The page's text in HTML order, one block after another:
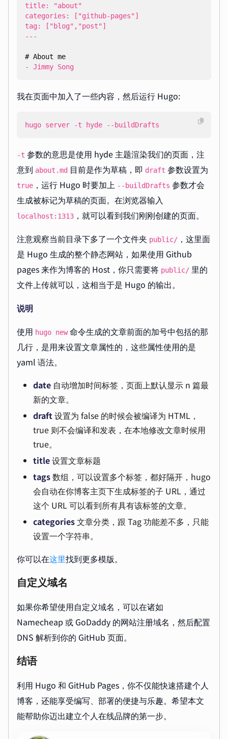
- Jimmy Song
我在页面中加入了一些内容，然后运行 Hugo:
hugo server -t hyde --buildDrafts
-t 参数的意思是使用 hyde 主题渲染我们的页面，注
意到 about.md 目前是作为草稿，即 draft 参数设置为
true ，运行 Hugo 时要加上 --buildDrafts 参数才会
生成被标记为草稿的页面。在浏览器输入
localhost:1313 ，就可以看到我们刚刚创建的页面。
注意观察当前目录下多了一个文件夹 public/ ，这里面
是 Hugo 生成的整个静态网站，如果使用 Github
pages 来作为博客的 Host，你只需要将 public/ 里的
文件上传就可以，这相当于是 Hugo 的输出。
说明
使用 hugo new命令生成的文章前面的加号中包括的那
几行，是用来设置文章属性的，这些属性使用的是
yaml 语法。
date 自动增加时间标签，页面上默认显示 n 篇最
新的文章。
draft设置为 false 的时候会被编译为 HTML，
true 则不会编译和发表，在本地修改文章时候用
true。
title设置文章标题
tags数组，可以设置多个标签，都好隔开，hugo
会自动在你博客主页下生成标签的子 URL，通过
这个 URL 可以看到所有具有该标签的文章。
categories文章分类，跟 Tag 功能差不多，只能
设置一个字符串。
你可以在这里找到更多模版。
自定义域名
如果你希望使用自定义域名，可以在诸如
Namecheap 或 GoDaddy 的网站注册域名，然后配置
DNS 解析到你的 GitHub 页面。
结语
利用 Hugo 和 GitHub Pages，你不仅能快速搭建个人
博客，还能享受编写、部署的便捷与乐趣。希望本文
能帮助你迈出建立个人在线品牌的第一步。